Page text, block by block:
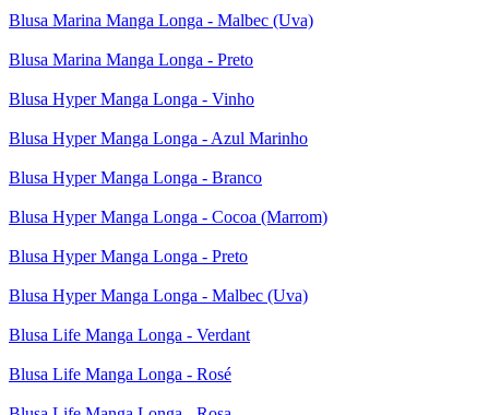
Blusa Marina Manga Longa - Malbec (Uva)
Blusa Marina Manga Longa - Preto
Blusa Hyper Manga Longa - Vinho
Blusa Hyper Manga Longa - Azul Marinho
Blusa Hyper Manga Longa - Branco
Blusa Hyper Manga Longa - Cocoa (Marrom)
Blusa Hyper Manga Longa - Preto
Blusa Hyper Manga Longa - Malbec (Uva)
Blusa Life Manga Longa - Verdant
Blusa Life Manga Longa - Rosé